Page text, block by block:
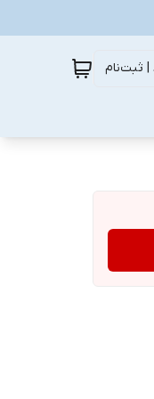
| ثبت‌نام